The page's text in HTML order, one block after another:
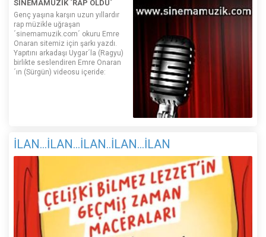
SİNEMAMUZİK ´RAP OLDU´
Genç yaşına karşın uzun yıllardır
rap müzikle uğraşan
´sinemamuzik.com´ okuru Emre
Onaran sitemiz için şarkı yazdı.
Yapıtını arkadaşı Uygar´la (Ragyu)
birlikte seslendiren Emre Onaran
´ın (Sürgün) videosu içeride:
İLAN...İLAN...İLAN..İLAN...İLAN